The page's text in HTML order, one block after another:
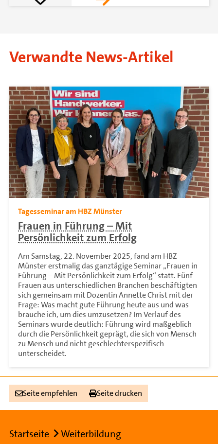
Verwandte News-Artikel
Tagesseminar am HBZ Münster
Frauen in Führung – Mit
Persönlichkeit zum Erfolg
Am Samstag, 22. November 2025, fand am HBZ
Münster erstmalig das ganztägige Seminar „Frauen in
Führung – Mit Persönlichkeit zum Erfolg“ statt. Fünf
Frauen aus unterschiedlichen Branchen beschäftigten
sich gemeinsam mit Dozentin Annette Christ mit der
Frage: Was macht gute Führung heute aus und was
brauche ich, um dies umzusetzen? Im Verlauf des
Seminars wurde deutlich: Führung wird maßgeblich
durch die Persönlichkeit geprägt, die sich von Mensch
zu Mensch und nicht geschlechterspezifisch
unterscheidet.
Seite empfehlen Seite drucken
Breadcrumb
Startseite Weiterbildung